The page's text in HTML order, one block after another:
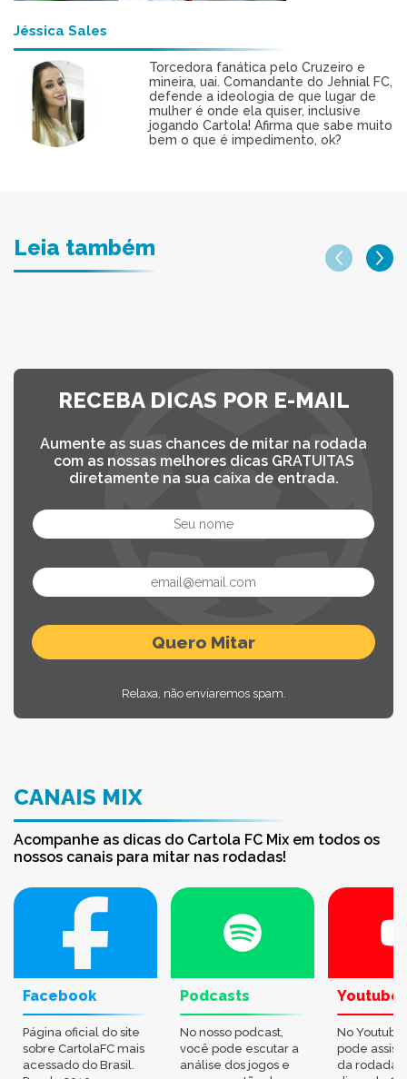
Jéssica Sales
Torcedora fanática pelo Cruzeiro e
mineira, uai. Comandante do Jehnial FC,
defende a ideologia de que lugar de
mulher é onde ela quiser, inclusive
jogando Cartola! Afirma que sabe muito
bem o que é impedimento, ok?
Leia também
RECEBA DICAS POR E-MAIL
Aumente as suas chances de mitar na rodada
com as nossas melhores dicas GRATUITAS
diretamente na sua caixa de entrada.
Relaxa, não enviaremos spam.
CANAIS MIX
Acompanhe as dicas do Cartola FC Mix em todos os
nossos canais para mitar nas rodadas!
Facebook
Página oficial do site
sobre CartolaFC mais
acessado do Brasil.
Podcasts
No nosso podcast,
você pode escutar a
análise dos jogos e
Youtube
No
pode
da rodada,